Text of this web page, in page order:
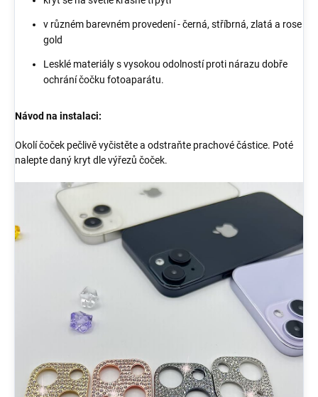
v různém barevném provedení - černá, stříbrná, zlatá a rose
gold
Lesklé materiály s vysokou odolností proti nárazu dobře
ochrání čočku fotoaparátu.
Návod na instalaci:
Okolí čoček pečlivě vyčistěte a odstraňte prachové částice. Poté
nalepte daný kryt dle výřezů čoček.